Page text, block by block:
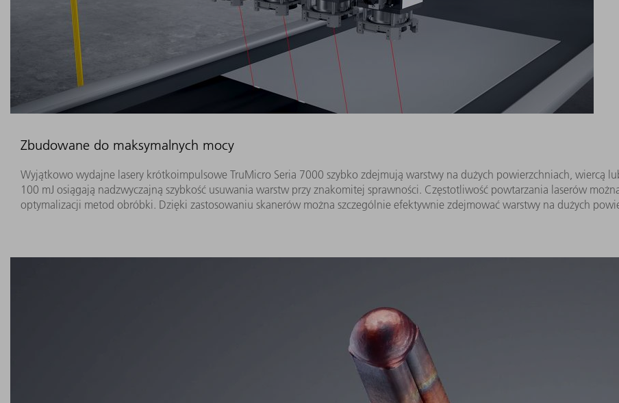
Zbudowane do maksymalnych mocy
Wyjątkowo wydajne lasery krótkoimpulsowe TruMicro Seria 7000 szybko zdejmują warstwy na dużych powierzchniach, wiercą
100 mJ osiągają nadzwyczajną szybkość usuwania warstw przy znakomitej sprawności. Częstotliwość powtarzania laserów
optymalizacji metod obróbki. Dzięki zastosowaniu skanerów można szczególnie efektywnie zdejmować warstwy na dużych